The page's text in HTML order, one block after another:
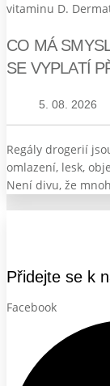
vitaminu D.
CO MÁ
SE VYPLATÍ
5. 08. 2026
Regály drogerií
omlazení, lesk,
Není divu, že
Přidejte se k
Facebook